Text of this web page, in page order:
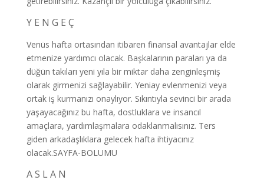
Y E N G E Ç
Venüs hafta ortasından itibaren finansal avantajlar elde
etmenize yardımcı olacak. Başkalarının paraları ya da
düğün takıları yeni yıla bir miktar daha zenginleşmiş
olarak girmenizi sağlayabilir. Yeniay evlenmenizi veya
ortak iş kurmanızı onaylıyor. Sıkıntıyla sevinci bir arada
yaşayacağınız bu hafta, dostluklara ve insancıl
amaçlara, yardımlaşmalara odaklanmalısınız. Ters
giden arkadaşlıklara gelecek hafta ihtiyacınız
olacak.SAYFA-BOLUMU
A S L A N